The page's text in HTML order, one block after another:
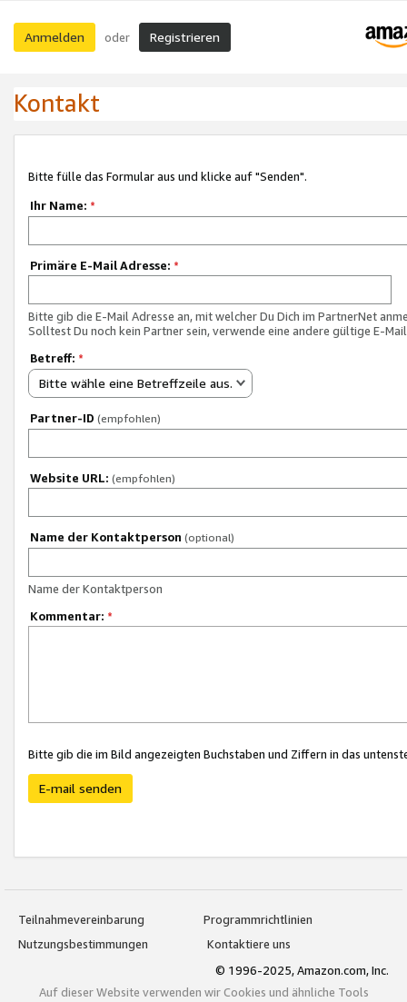
Anmelden oder Registrieren
Kontakt
Bitte fülle das Formular aus und klicke auf "Senden".
Ihr Name: *
Primäre E-Mail Adresse: *
Bitte gib die E-Mail Adresse an, mit welcher Du Dich im PartnerNet
Solltest Du noch kein Partner sein, verwende eine andere gültige E-
Betreff: *
Bitte wähle eine Betreffzeile aus.
Partner-ID (empfohlen)
Website URL: (empfohlen)
Name der Kontaktperson (optional)
Name der Kontaktperson
Kommentar: *
Bitte gib die im Bild angezeigten Buchstaben und Ziffern in das
E-mail senden
Teilnahmevereinbarung
Programmrichtlinien
Nutzungsbestimmungen
Kontaktiere uns
© 1996-2025, Amazon.com, Inc.
Auf dieser Website verwenden wir Cookies und ähnliche Tools